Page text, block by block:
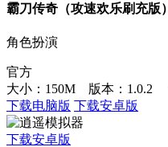
霸刀传奇（攻速欢乐刷充版）
角色扮演
官方
大小：150M 版本：1.0.2
下载电脑版 下载安卓版
下载安卓版